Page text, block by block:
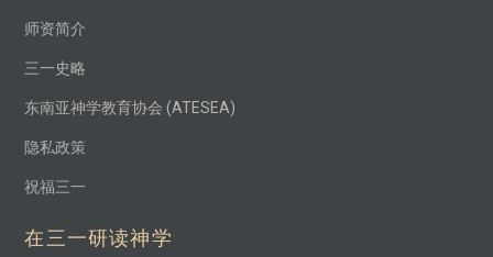
师资简介
三一史略
东南亚神学教育协会 (ATESEA)
隐私政策
祝福三一
在三一研读神学